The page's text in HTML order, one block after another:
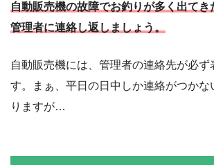
自動販売機の故障でお釣りが多く出てき
管理者に連絡し返しましょう。
自動販売機には、管理者の連絡先が必ず
す。まぁ、平日の日中しか連絡がつかな
りますが…